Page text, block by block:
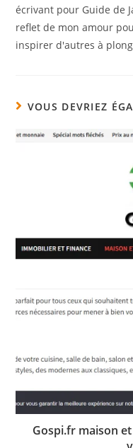
écrivant pour Guide de
reflet de mon amour
inspirer d'autres à
VOUS DEVRIEZ
Gospi.fr maison